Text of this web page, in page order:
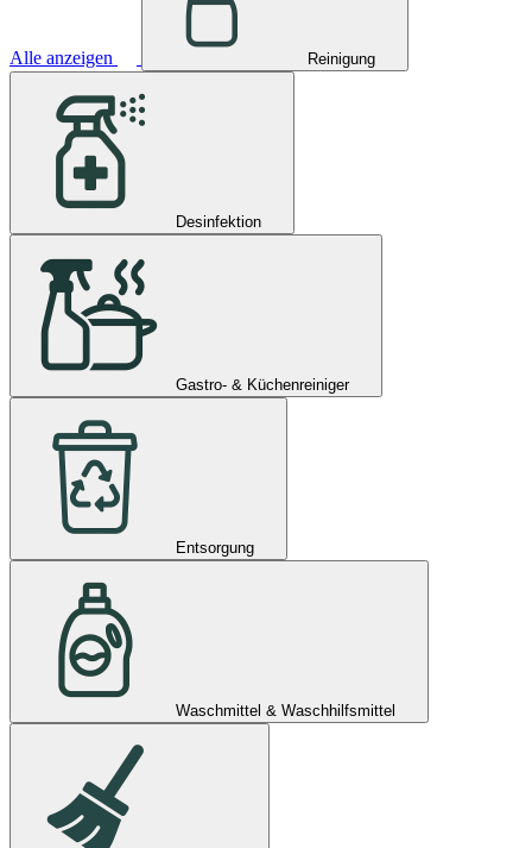
Alle anzeigen Reinigung
Desinfektion
Gastro- & Küchenreiniger
Entsorgung
Waschmittel & Waschhilfsmittel